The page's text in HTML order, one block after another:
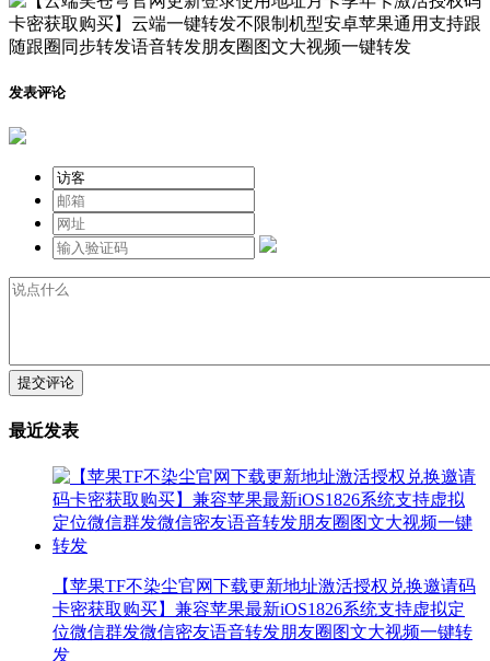
发表评论
提交评论
最近发表
【苹果TF不染尘官网下载更新地址激活授权兑换邀请码
卡密获取购买】兼容苹果最新iOS1826系统支持虚拟定
位微信群发微信密友语音转发朋友圈图文大视频一键转
发